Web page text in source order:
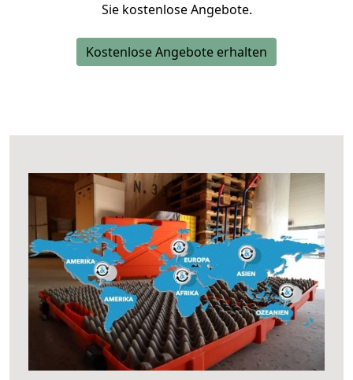
Sie kostenlose Angebote.
Kostenlose Angebote erhalten